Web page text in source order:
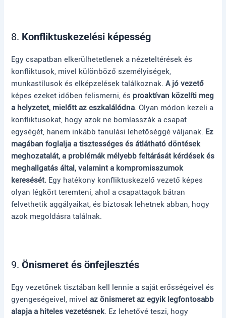
8. Konfliktuskezelési képesség
Egy csapatban elkerülhetetlenek a nézeteltérések és
konfliktusok, mivel különböző személyiségek,
munkastílusok és elképzelések találkoznak.A jó vezető
képes ezeket időben felismerni, és proaktívan közelíti meg
a helyzetet, mielőtt az eszkalálódna. Olyan módon kezeli a
konfliktusokat, hogy azok ne bomlasszák a csapat
egységét, hanem inkább tanulási lehetőséggé váljanak. Ez
magában foglalja a tisztességes és átlátható döntések
meghozatalát, a problémák mélyebb feltárását kérdések és
meghallgatás által, valamint a kompromisszumok
keresését. Egy hatékony konfliktuskezelő vezető képes
olyan légkört teremteni, ahol a csapattagok bátran
felvethetik aggályaikat, és biztosak lehetnek abban, hogy
azok megoldásra találnak.
9.Önismeret és önfejlesztés
Egy vezetőnek tisztában kell lennie a saját erősségeivel és
gyengeségeivel, mivelaz önismeret az egyik legfontosabb
alapja a hiteles vezetésnek . Ez lehetővé teszi, hogy